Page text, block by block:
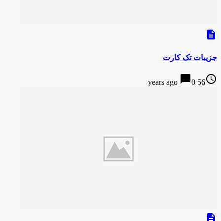
description
جزییات تک کارت
access_time
56 years ago
chat_bubble0
description